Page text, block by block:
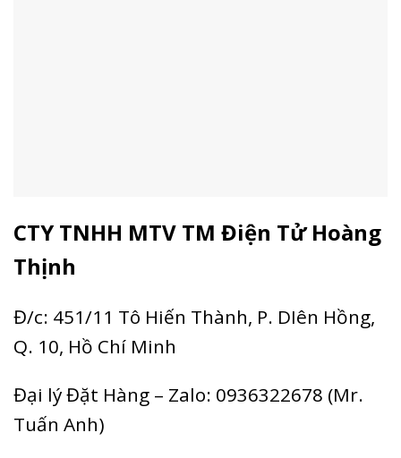
CTY TNHH MTV TM Điện Tử Hoàng
Thịnh
Đ/c: 451/11 Tô Hiến Thành, P. DIên Hồng,
Q. 10, Hồ Chí Minh
Đại lý Đặt Hàng – Zalo: 0936322678 (Mr.
Tuấn Anh)